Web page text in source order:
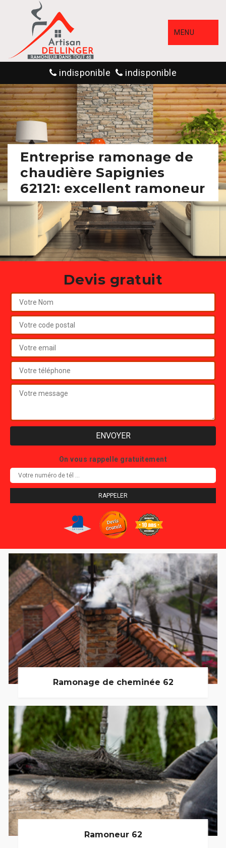
MENU
indisponible indisponible
Entreprise ramonage de
chaudière Sapignies
62121: excellent ramoneur
Devis gratuit
On vous rappelle gratuitement
Ramonage de cheminée 62
Ramoneur 62